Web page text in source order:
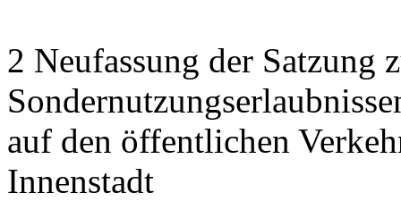
2 Neufassung der Satzung
auf den öffentlichen
Innenstadt